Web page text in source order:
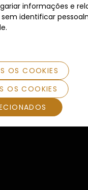
informações e
identificar
OS COOKIES
OS COOKIES